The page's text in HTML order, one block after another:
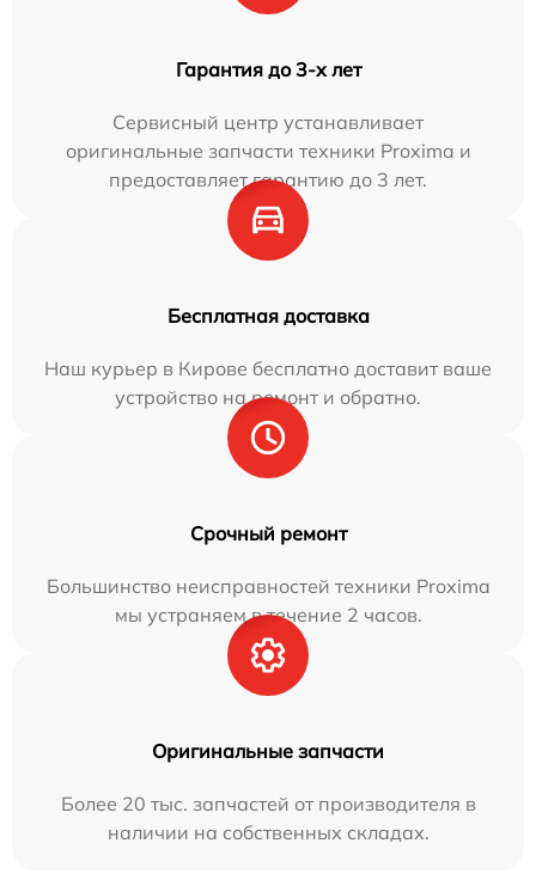
Гарантия до 3-х лет
Сервисный центр устанавливает
оригинальные запчасти техники Proxima и
предоставляет гарантию до 3 лет.
Бесплатная доставка
Наш курьер в Кирове бесплатно доставит ваше
устройство на ремонт и обратно.
Срочный ремонт
Большинство неисправностей техники Proxima
мы устраняем в течение 2 часов.
Оригинальные запчасти
Более 20 тыс. запчастей от производителя в
наличии на собственных складах.